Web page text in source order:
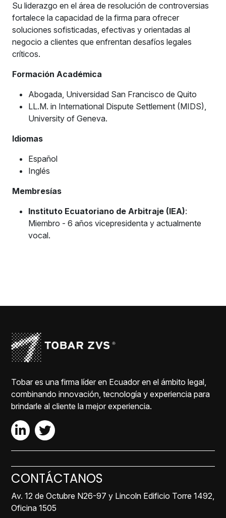
Su liderazgo en el área de resolución de controversias
fortalece la capacidad de la firma para ofrecer
soluciones sofisticadas, efectivas y orientadas al
negocio a clientes que enfrentan desafíos legales
críticos.
Formación Académica
Abogada, Universidad San Francisco de Quito
LL.M. in International Dispute Settlement (MIDS),
University of Geneva.
Idiomas
Español
Inglés
Membresías
Instituto Ecuatoriano de Arbitraje (IEA):
Miembro - 6 años vicepresidenta y actualmente
vocal.
Tobar es una firma líder en Ecuador en el ámbito legal,
combinando innovación, tecnología y experiencia para
brindarle al cliente la mejor experiencia.
CONTÁCTANOS
Av. 12 de Octubre N26-97 y Lincoln Edificio Torre 1492,
Oficina 1505